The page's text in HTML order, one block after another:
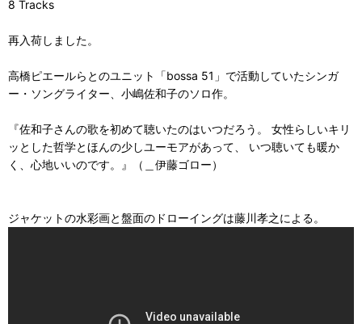
8 Tracks
再入荷しました。
高橋ピエールらとのユニット「bossa 51」で活動していたシンガ
ー・ソングライター、小嶋佐和子のソロ作。
『佐和子さんの歌を初めて聴いたのはいつだろう。 女性らしいキリ
ッとした哲学とほんの少しユーモアがあって、 いつ聴いても暖か
く、心地いいのです。』（＿伊藤ゴロー）
ジャケットの水彩画と盤面のドローイングは藤川孝之による。